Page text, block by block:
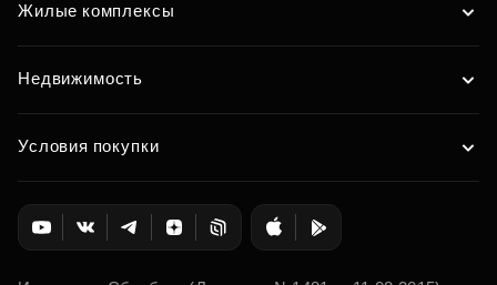
Жилые комплексы
Недвижимость
Условия покупки